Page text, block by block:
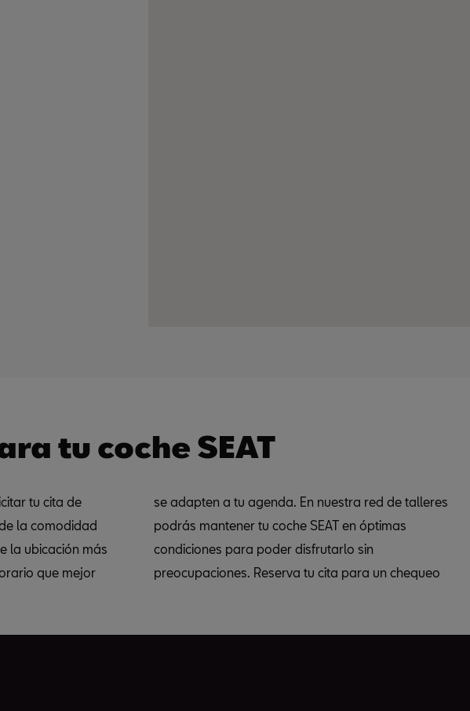
tu coche SEAT
tu cita de
la comodidad
la ubicación más
que mejor
de talleres
en óptimas
sin
un chequeo
neumáticos,
pintura u